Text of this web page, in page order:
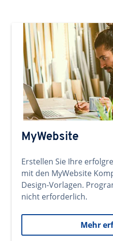
MyWebsite
Erstellen Sie Ihre
mit den MyWebsite
Design-Vorlagen.
nicht erforderlich.
Mehr